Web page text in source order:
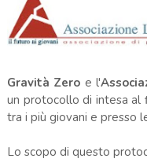
Gravità Zero e l'
un protocollo di intesa al
tra i più giovani e presso
Lo scopo di questo